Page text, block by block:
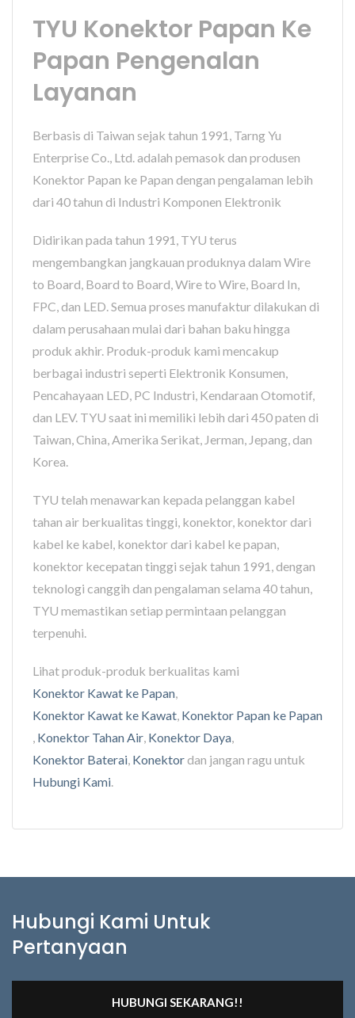
TYU Konektor Papan Ke
Papan Pengenalan
Layanan
Berbasis di Taiwan sejak tahun 1991, Tarng Yu
Enterprise Co., Ltd. adalah pemasok dan produsen
Konektor Papan ke Papan dengan pengalaman lebih
dari 40 tahun di Industri Komponen Elektronik
Didirikan pada tahun 1991, TYU terus
mengembangkan jangkauan produknya dalam Wire
to Board, Board to Board, Wire to Wire, Board In,
FPC, dan LED. Semua proses manufaktur dilakukan di
dalam perusahaan mulai dari bahan baku hingga
produk akhir. Produk-produk kami mencakup
berbagai industri seperti Elektronik Konsumen,
Pencahayaan LED, PC Industri, Kendaraan Otomotif,
dan LEV. TYU saat ini memiliki lebih dari 450 paten di
Taiwan, China, Amerika Serikat, Jerman, Jepang, dan
Korea.
TYU telah menawarkan kepada pelanggan kabel
tahan air berkualitas tinggi, konektor, konektor dari
kabel ke kabel, konektor dari kabel ke papan,
konektor kecepatan tinggi sejak tahun 1991, dengan
teknologi canggih dan pengalaman selama 40 tahun,
TYU memastikan setiap permintaan pelanggan
terpenuhi.
Lihat produk-produk berkualitas kami
Konektor Kawat ke Papan,
Konektor Kawat ke Kawat, Konektor Papan ke Papan
, Konektor Tahan Air, Konektor Daya,
Konektor Baterai, Konektordan jangan ragu untuk
Hubungi Kami.
Hubungi Kami Untuk
Pertanyaan
HUBUNGI SEKARANG!!